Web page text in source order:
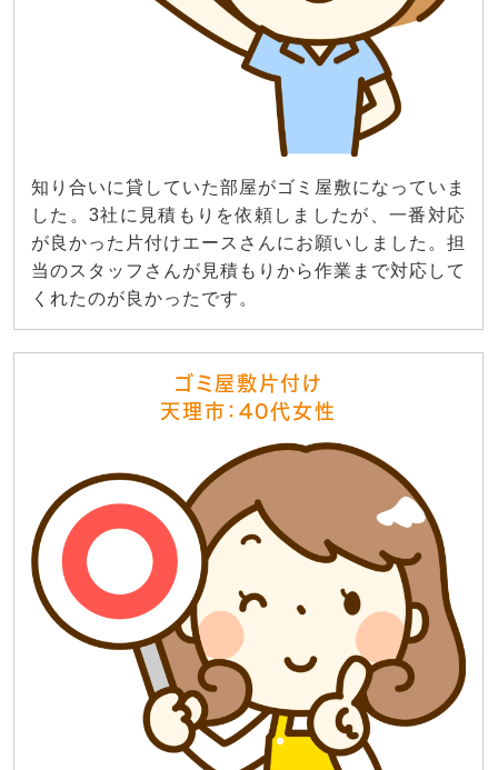
知り合いに貸していた部屋がゴミ屋敷になっていま
した。3社に見積もりを依頼しましたが、一番対応
が良かった片付けエースさんにお願いしました。担
当のスタッフさんが見積もりから作業まで対応して
くれたのが良かったです。
ゴミ屋敷片付け
天理市：40代女性